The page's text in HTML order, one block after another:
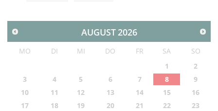
AUGUST 2026
MO DI MI DO FR SA
SO
1
2
3
4 5 6 7 8
9
10
11 12 13 14 15
16
17
18 19 20 21 22
23